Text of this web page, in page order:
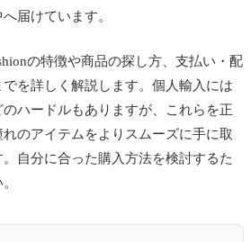
届けています。
の特徴や商品の探し方、支払い・配
を詳しく解説します。個人輸入には
ハードルもありますが、これらを正
のアイテムをよりスムーズに手に取
自分に合った購入方法を検討するた